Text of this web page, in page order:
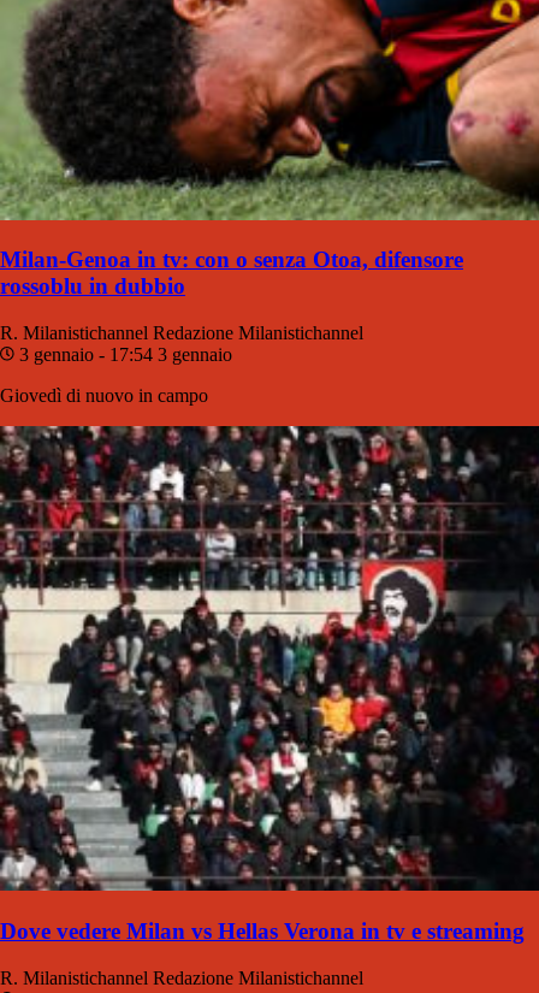
Milan-Genoa in tv: con o senza Otoa, difensore
rossoblu in dubbio
R. Milanistichannel Redazione Milanistichannel
3 gennaio - 17:54 3 gennaio
Giovedì di nuovo in campo
Dove vedere Milan vs Hellas Verona in tv e streaming
R. Milanistichannel Redazione Milanistichannel